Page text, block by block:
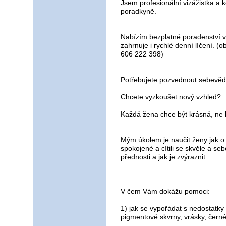
Jsem profesionální vizážistka a
poradkyně.
Nabízím bezplatné poradenství
zahrnuje i rychlé denní líčení.
606 222 398)
Potřebujete pozvednout
Chcete vyzkoušet nový vzhled?
Každá žena chce být krásná,
Mým úkolem je naučit ženy jak
spokojené a cítili se skvěle a
přednosti a jak je zvýraznit.
V čem Vám dokážu pomoci:
1) jak se vypořádat s
pigmentové skvrny, vrásky,